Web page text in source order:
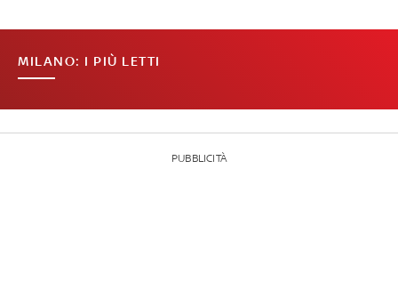
MILANO: I PIÙ LETTI
PUBBLICITÀ